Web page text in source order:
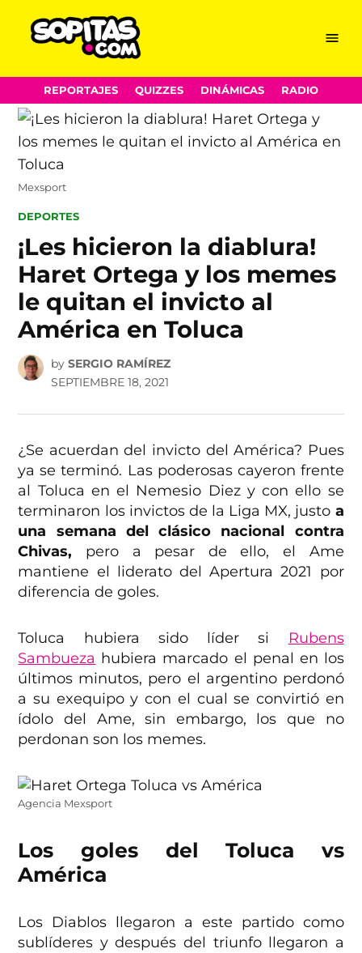
Skip
to
content
Menu
REPORTAJES QUIZZES DINÁMICAS RADIO
Mexsport
POSTED
DEPORTES
¡Les hicieron la diablura!
Haret Ortega y los memes
le quitan el invicto al
América en Toluca
by SERGIO RAMÍREZ
SEPTIEMBRE 18, 2021
¿Se acuerdan del invicto del América? Pues
ya se terminó. Las poderosas cayeron frente
al Toluca en el Nemesio Diez y con ello se
terminaron los invictos de la Liga MX, justo a
una semana del clásico nacional contra
Chivas, pero a pesar de ello, el Ame
mantiene el liderato del Apertura 2021 por
diferencia de goles.
Toluca hubiera sido líder si
Rubens
Sambueza hubiera marcado el penal en los
últimos minutos, pero el argentino perdonó
a su exequipo y con el cual se convirtió en
ídolo del Ame, sin embargo, los que no
perdonan son los memes.
Agencia Mexsport
Los goles del Toluca vs
América
Los Diablos llegaron a este partido como
sublíderes y después del triunfo llegaron a